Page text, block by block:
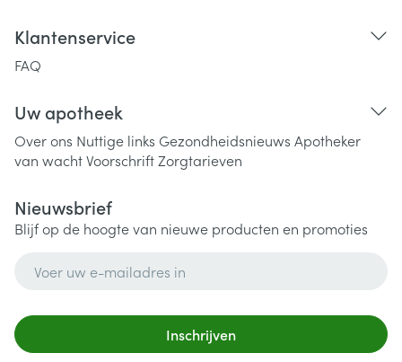
Klantenservice
FAQ
Uw apotheek
Over ons Nuttige links Gezondheidsnieuws Apotheker
van wachtVoorschriftZorgtarieven
Nieuwsbrief
Blijf op de hoogte van nieuwe producten en promoties
Inschrijven